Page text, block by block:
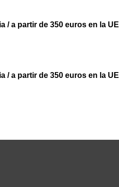
/ a partir de 350 euros en la UE
/ a partir de 350 euros en la UE